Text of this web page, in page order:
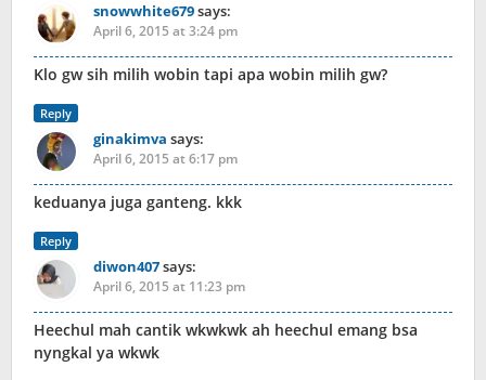
snowwhite679says:
April 6, 2015 at 3:24 pm
Klo gw sih milih wobin tapi apa wobin milih gw?
Reply
ginakimva says:
April 6, 2015 at 6:17 pm
keduanya juga ganteng. kkk
Reply
diwon407says:
April 6, 2015 at 11:23 pm
Heechul mah cantik wkwkwk ah heechul emang bsa
nyngkal ya wkwk